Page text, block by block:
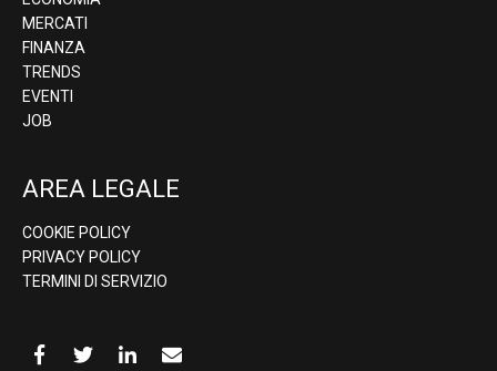
MERCATI
FINANZA
TRENDS
EVENTI
JOB
AREA LEGALE
COOKIE POLICY
PRIVACY POLICY
TERMINI DI SERVIZIO